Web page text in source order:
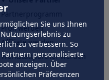
Sie uns Ihnen
zu
zu verbessern. So
personalisierte
anzeigen. Über
Präferenzen
Partnerprogramm
Profi werden
Affiliate werden
Werkstattpartner werden